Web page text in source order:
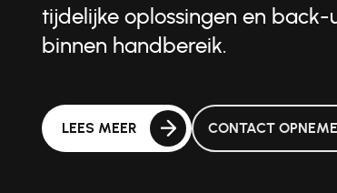
tijdelijke oplossingen en
binnen handbereik.
LEES MEER CONTACT